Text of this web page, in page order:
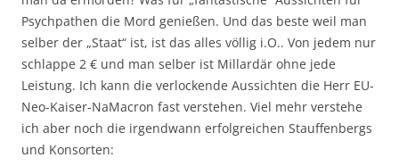
Psychpathen die Mord genießen. Und das beste weil man
selber der „Staat“ ist, ist das alles völlig i.O.. Von jedem nur
schlappe 2 € und man selber ist Millardär ohne jede
Leistung. Ich kann die verlockende Aussichten die Herr EU-
Neo-Kaiser-NaMacron fast verstehen. Viel mehr verstehe
ich aber noch die irgendwann erfolgreichen Stauffenbergs
und Konsorten: